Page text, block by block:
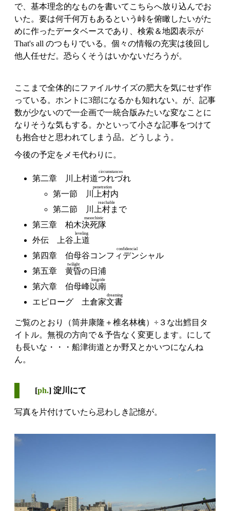
で、基本理念的なものを書いてこちらへ放り込んでお
いた。要は何千何万もあるという峠を俯瞰したいがた
めに作ったデータベースであり、検索＆地図表示が
That's all のつもりでいる。個々の情報の充実は後回し
他人任せだ。恐らくそうはいかないだろうが。
ここまで全体的にファイルサイズの肥大を気にせず作
っている。ホントに3部になるかも知れない。が、記事
数が少ないので一企画で一統合版みたいな変なことに
なりそうな気もする。かといって小さな記事をつけて
も抱合せと思われてしまう品。どうしよう。
今後の予定をメモ代わりに。
第二章 川上村道つれづれ
circumstances
第一節 川上村内
penetration
第二節 川上村まで
reachable
第三章 柏木決死隊
masochistic
外伝 上谷 上道
leveling
第四章 伯母谷コンフィデンシャル
confidencial
第五章 黄昏
twilight
の日浦
第六章 伯母峰 以南
longride
エピローグ 土倉家文書
dreaming
ご覧のとおり（筒井康隆＋椎名林檎）÷３な出鱈目タ
イトル。無視の方向で＆予告なく変更します。にして
も長いな・・・船津街道とか野又とかいつになんね
ん。
[ph.] 淀川にて
写真を片付けていたら忌わしき記憶が。